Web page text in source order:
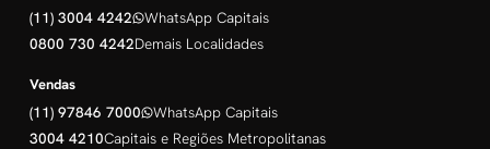
(11) 3004 4242
WhatsApp Capitais
0800 730 4242Demais Localidades
Vendas
(11) 97846 7000
WhatsApp Capitais
3004 4210Capitais e Regiões Metropolitanas